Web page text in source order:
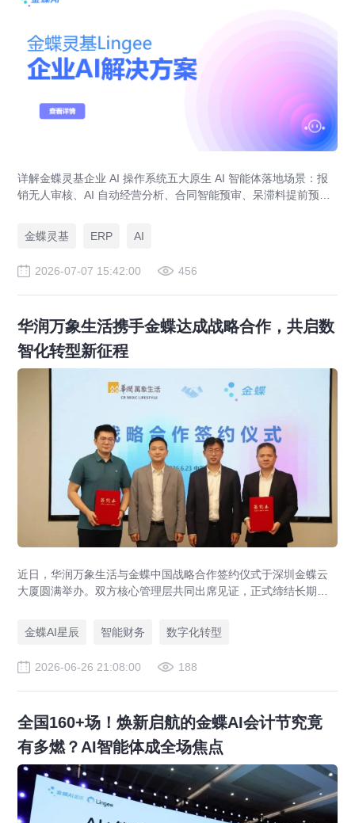
详解金蝶灵基企业 AI 操作系统五大原生 AI 智能体落地场景：报
销无人审核、AI 自动经营分析、合同智能预审、呆滞料提前预
金蝶灵基
ERP AI
2026-07-07 15:42:00 456
华润万象生活携手金蝶达成战略合作，共启数
智化转型新征程
近日，华润万象生活与金蝶中国战略合作签约仪式于深圳金蝶云
大厦圆满举办。双方核心管理层共同出席见证，正式缔结长期战
享”为原则构建长期共赢的数智生态，打造财务数智化转型行业最
佳实践和世界一流财务管理体系。
金蝶AI星辰 智能财务 数字化转型
2026-06-26 21:08:00 188
全国160+场！焕新启航的金蝶AI会计节究竟
有多燃？AI智能体成全场焦点